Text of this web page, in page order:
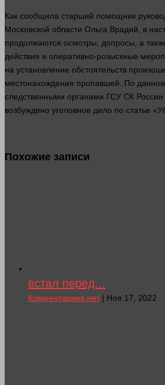
Как сообщила старший помощник
Московской области Ольга Врадий, в
продолжаются осмотры, допросы, а
действия и оперативно-розыскные
на установление обстоятельств
местонахождения пропавшей. По
следственными органами ГСУ СК России
возбуждено уголовное дело по статье
Похожие записи
встал перед...
Комментариев нет| Ноя 17, 2022